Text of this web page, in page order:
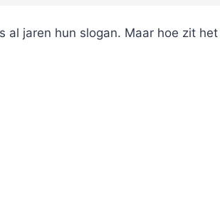
jaren hun slogan. Maar hoe zit